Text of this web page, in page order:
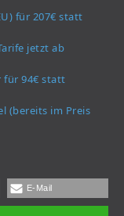
für 207€ statt
jetzt ab
für 94€ statt
(bereits im Preis
E-Mail